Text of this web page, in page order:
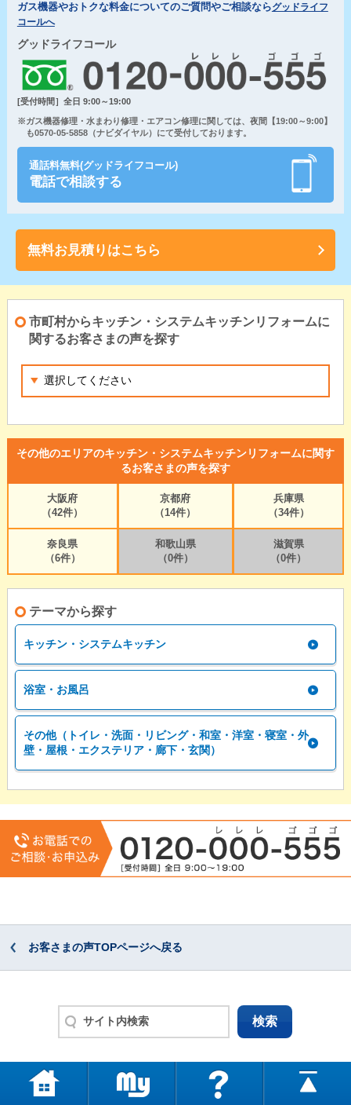
ガス機器やおトクな料金についてのご質問やご相談ならグッドライフ
コールへ
グッドライフコール
[受付時間］全日 9:00～19:00
※ガス機器修理・水まわり修理・エアコン修理に関しては、夜間【19:00～9:00】
も0570-05-5858（ナビダイヤル）にて受付しております。
通話料無料(グッドライフコール)
電話で相談する
無料お見積りはこちら
市町村からキッチン・システムキッチンリフォームに
関するお客さまの声を探す
その他のエリアのキッチン・システムキッチンリフォームに関す
るお客さまの声を探す
大阪府
（42件）
京都府
（14件）
兵庫県
（34件）
奈良県
（6件）
和歌山県
（0件）
滋賀県
（0件）
テーマから探す
キッチン・システムキッチン
浴室・お風呂
その他（トイレ・洗面・リビング・和室・洋室・寝室・外
壁・屋根・エクステリア・廊下・玄関）
お客さまの声TOPページへ戻る